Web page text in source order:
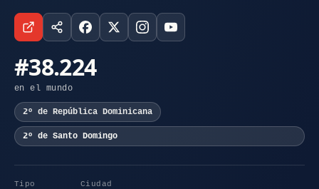
#38.224
en el mundo
2º de República Dominicana
2º de Santo Domingo
Tipo Ciudad